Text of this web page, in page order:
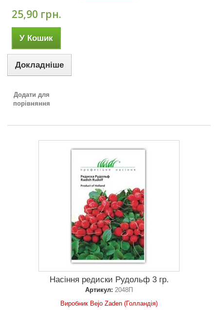
25,90 грн.
У Кошик
Докладніше
Додати для
порівняння
Насіння редиски Рудольф 3 гр.
Артикул: 2048П
Виробник Bejo Zaden (Голландія)